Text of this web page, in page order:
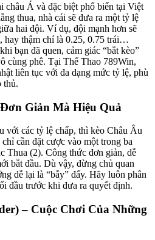
châu Á và đặc biệt phổ biến tại Việt
thua, nhà cái sẽ đưa ra một tỷ lệ
hai đội. Ví dụ, đội mạnh hơn sẽ
hay thậm chí là 0.25, 0.75 trái…
bạn đã quen, cảm giác “bắt kèo”
cùng phê. Tại Thể Thao 789Win,
liên tục với đa dạng mức tỷ lệ, phù
thủ.
Giản Mà Hiệu Quả
với các tỷ lệ chấp, thì kèo Châu Âu
cần đặt cược vào một trong ba
Thua (2). Công thức đơn giản, dễ
bắt đầu. Dù vậy, đừng chủ quan
dễ lại là “bẫy” đấy. Hãy luôn phân
đầu trước khi đưa ra quyết định.
– Cuộc Chơi Của Những